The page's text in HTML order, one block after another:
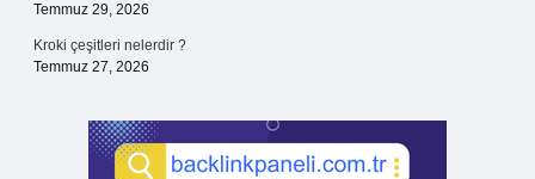
Temmuz 29, 2026
Kroki çeşitleri nelerdir ?
Temmuz 27, 2026